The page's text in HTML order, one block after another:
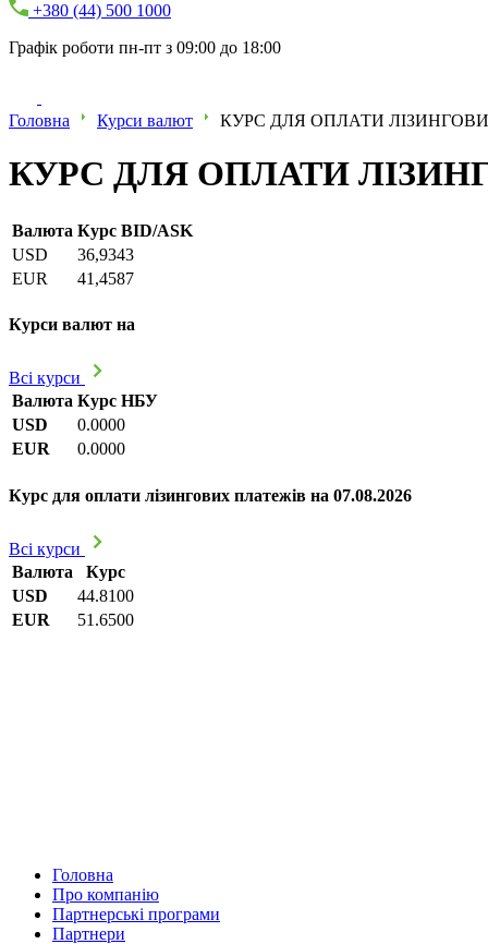
+380 (44) 500 1000
Графік роботи пн-пт з 09:00 до 18:00
Головна Курси валют КУРС ДЛЯ ОПЛАТИ
КУРС ДЛЯ ОПЛАТИ
Валюта Курс BID/ASK
USD
36,9343
EUR
41,4587
Курси валют на
Всі курси
Валюта Курс НБУ
USD
0.0000
EUR
0.0000
Курс для оплати лізингових платежів на 07.08.2026
Всі курси
Валюта
Курс
USD
44.8100
EUR
51.6500
Головна
Про компанію
Партнерські програми
Партнери